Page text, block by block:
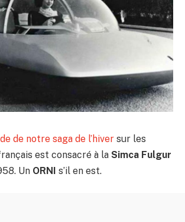
de notre saga de l’hiver sur les
est consacré à la Simca Fulgur
Un ORNI s’il en est.